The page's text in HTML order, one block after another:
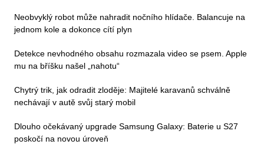
Neobvyklý robot může nahradit nočního hlídače. Balancuje na
jednom kole a dokonce cítí plyn
Detekce nevhodného obsahu rozmazala video se psem. Apple
mu na bříšku našel „nahotu“
Chytrý trik, jak odradit zloděje: Majitelé karavanů schválně
nechávají v autě svůj starý mobil
Dlouho očekávaný upgrade Samsung Galaxy: Baterie u S27
poskočí na novou úroveň